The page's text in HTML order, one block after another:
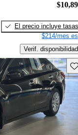
El precio incluye tasas
$214/mes
Verif. disponibilidad